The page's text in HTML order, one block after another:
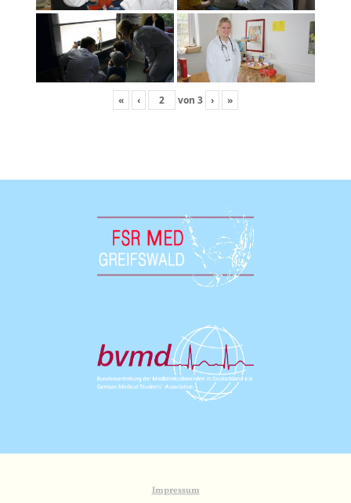
« ‹ von 3 › »
Impressum